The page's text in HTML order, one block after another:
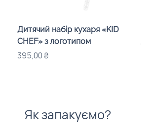
Дитячий набір кухаря «KID
CHEF» з логотипом
Ціна
395,00 ₴
для
Як запакуємо?